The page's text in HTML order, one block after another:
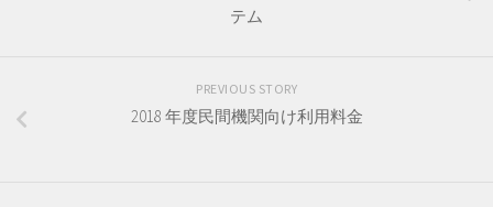
テム
PREVIOUS STORY
2018 年度民間機関向け利用料金